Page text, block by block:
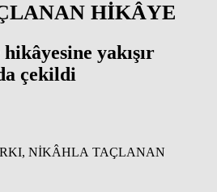
HİKÂYE
yakışır
çekildi